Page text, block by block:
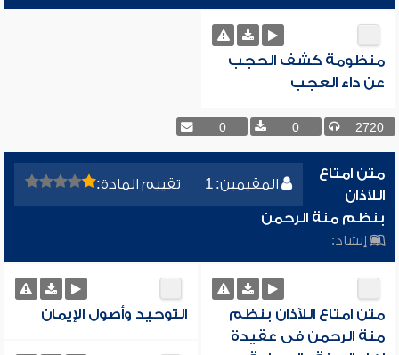
منظومة كشف الحجب
عن داء العجب
2720
0
0
المقيمين: 1 تقييم المادة:
متن امتاع
اللآذان
بنظم منة الرحمن
إنشاد:
متن امتاع اللآذان بنظم
منة الرحمن فى عقيدة
التوحيد وأصول الإيمان